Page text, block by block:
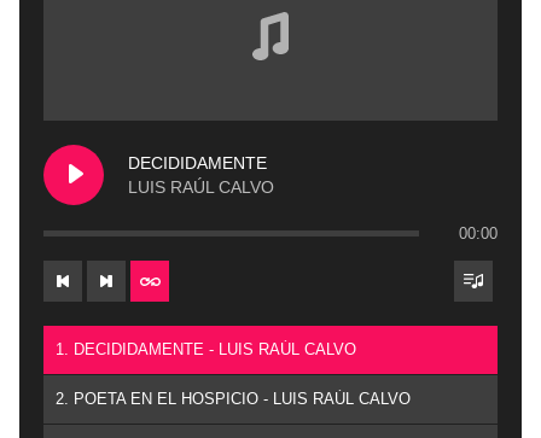
DECIDIDAMENTE
LUIS RAÚL CALVO
00:00
1. DECIDIDAMENTE - LUIS RAÚL CALVO
2. POETA EN EL HOSPICIO - LUIS RAÚL CALVO